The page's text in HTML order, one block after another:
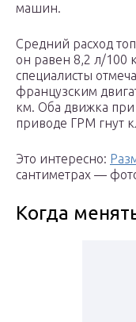
машин.
Средний расход
он равен 8,2 л/100
специалисты
французским
км. Оба движка при
приводе ГРМ гнут
Это интересно:
сантиметрах —
Когда